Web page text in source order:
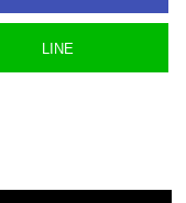
LINE